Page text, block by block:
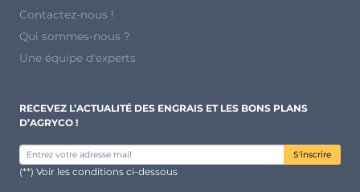
Contactez-nous !
Qui sommes-nous ?
Une équipe d'experts
RECEVEZ L’ACTUALITÉ DES ENGRAIS ET LES BONS PLANS
D’AGRYCO !
S'inscrire
(**) Voir les conditions ci-dessous